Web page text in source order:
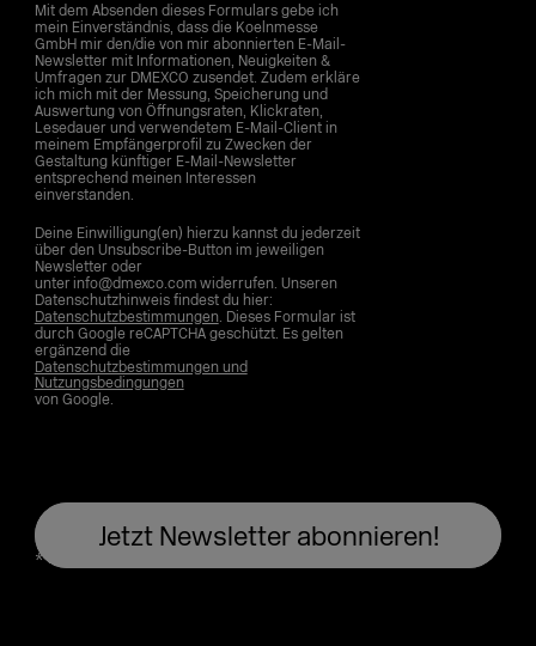
Mit dem Absenden dieses Formulars gebe ich
mein Einverständnis, dass die Koelnmesse
GmbH mir den/die von mir abonnierten E-Mail-
Newsletter mit Informationen, Neuigkeiten &
Umfragen zur DMEXCO zusendet. Zudem erkläre
ich mich mit der Messung, Speicherung und
Auswertung von Öffnungsraten, Klickraten,
Lesedauer und verwendetem E-Mail-Client in
meinem Empfängerprofil zu Zwecken der
Gestaltung künftiger E-Mail-Newsletter
entsprechend meinen Interessen
einverstanden.
Deine Einwilligung(en) hierzu kannst du jederzeit
über den Unsubscribe-Button im jeweiligen
Newsletter oder
unter info@dmexco.com widerrufen. Unseren
Datenschutzhinweis findest du hier:
Datenschutzbestimmungen. Dieses Formular ist
durch Google reCAPTCHA geschützt. Es gelten
ergänzend die
Datenschutzbestimmungen und
Nutzungsbedingungen
von Google.